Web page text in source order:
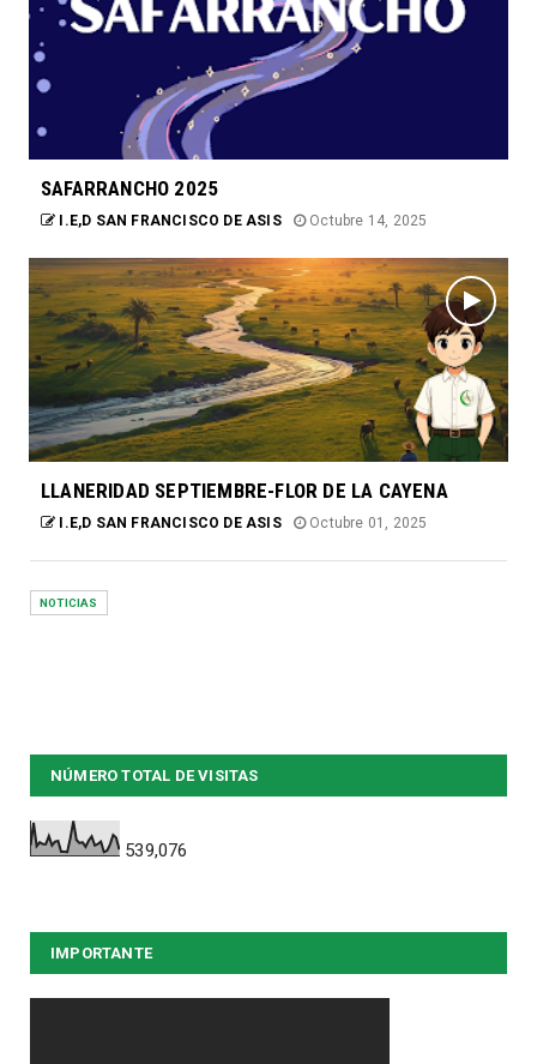
SAFARRANCHO 2025
I.E,D SAN FRANCISCO DE ASIS Octubre 14, 2025
LLANERIDAD SEPTIEMBRE-FLOR DE LA CAYENA
I.E,D SAN FRANCISCO DE ASIS Octubre 01, 2025
NOTICIAS
NÚMERO TOTAL DE VISITAS
539,076
IMPORTANTE